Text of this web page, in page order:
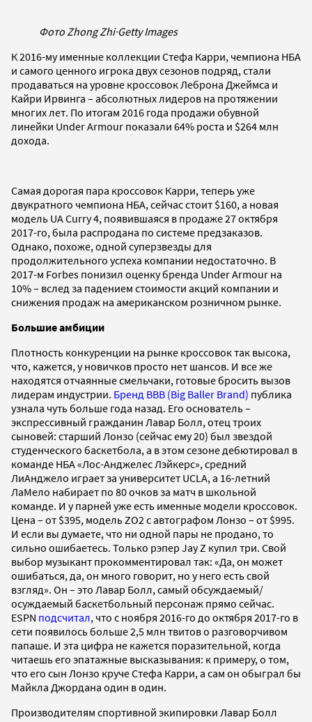
Фото Zhong Zhi·Getty Images
К 2016-му именные коллекции Стефа Карри, чемпиона НБА
и самого ценного игрока двух сезонов подряд, стали
продаваться на уровне кроссовок Леброна Джеймса и
Кайри Ирвинга – абсолютных лидеров на протяжении
многих лет. По итогам 2016 года продажи обувной
линейки Under Armour показали 64% роста и $264 млн
дохода.
Самая дорогая пара кроссовок Карри, теперь уже
двукратного чемпиона НБА, сейчас стоит $160, а новая
модель UA Curry 4, появившаяся в продаже 27 октября
2017-го, была распродана по системе предзаказов.
Однако, похоже, одной суперзвезды для
продолжительного успеха компании недостаточно. В
2017-м Forbes понизил оценку бренда Under Armour на
10% – вслед за падением стоимости акций компании и
снижения продаж на американском розничном рынке.
Большие амбиции
Плотность конкуренции на рынке кроссовок так высока,
что, кажется, у новичков просто нет шансов. И все же
находятся отчаянные смельчаки, готовые бросить вызов
лидерам индустрии. Бренд BBB (Big Baller Brand) публика
узнала чуть больше года назад. Его основатель –
экспрессивный гражданин Лавар Болл, отец троих
сыновей: старший Лонзо (сейчас ему 20) был звездой
студенческого баскетбола, а в этом сезоне дебютировал в
команде НБА «Лос-Анджелес Лэйкерс», средний
ЛиАнджело играет за университет UCLA, а 16-летний
ЛаМело набирает по 80 очков за матч в школьной
команде. И у парней уже есть именные модели кроссовок.
Цена – от $395, модель ZO2 с автографом Лонзо – от $995.
И если вы думаете, что ни одной пары не продано, то
сильно ошибаетесь. Только рэпер Jay Z купил три. Свой
выбор музыкант прокомментировал так: «Да, он может
ошибаться, да, он много говорит, но у него есть свой
взгляд». Он – это Лавар Болл, самый обсуждаемый/
осуждаемый баскетбольный персонаж прямо сейчас.
ESPN подсчитал, что с ноября 2016-го до октября 2017-го в
сети появилось больше 2,5 млн твитов о разговорчивом
папаше. И эта цифра не кажется поразительной, когда
читаешь его эпатажные высказывания: к примеру, о том,
что его сын Лонзо круче Стефа Карри, а сам он обыграл бы
Майкла Джордана один в один.
Производителям спортивной экипировки Лавар Болл